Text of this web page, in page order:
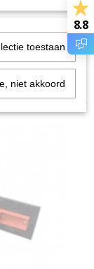
8.8
toestaan
niet akkoord